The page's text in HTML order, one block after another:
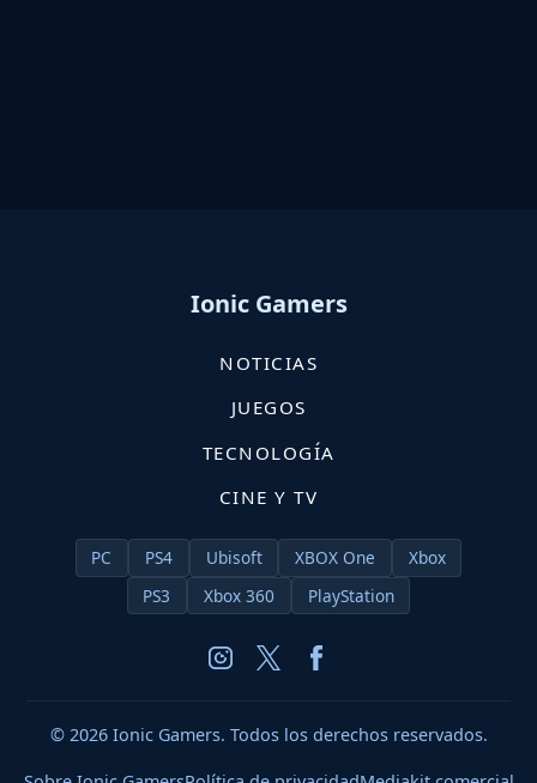
Ionic Gamers
NOTICIAS
JUEGOS
TECNOLOGÍA
CINE Y TV
PC PS4 Ubisoft XBOX One
Xbox
PS3
Xbox 360 PlayStation
© 2026 Ionic Gamers. Todos los derechos reservados.